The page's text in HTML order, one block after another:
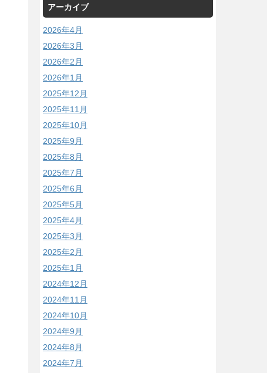
アーカイブ
2026年4月
2026年3月
2026年2月
2026年1月
2025年12月
2025年11月
2025年10月
2025年9月
2025年8月
2025年7月
2025年6月
2025年5月
2025年4月
2025年3月
2025年2月
2025年1月
2024年12月
2024年11月
2024年10月
2024年9月
2024年8月
2024年7月